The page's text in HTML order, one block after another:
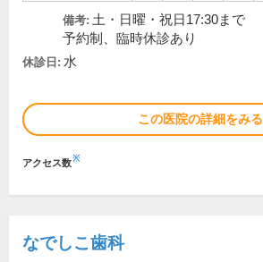
備考: 土・日曜・祝日17:30まで
予約制、臨時休診あり
休診日: 水
この医院の詳細をみる
アクセス数※
なでしこ歯科